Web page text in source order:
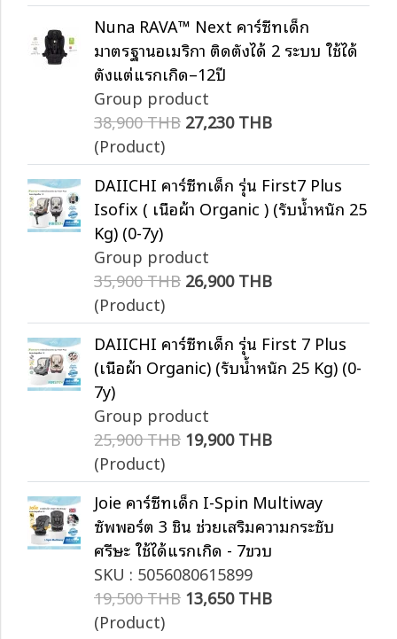
Nuna RAVA™ Next คาร์ซีทเด็ก
มาตรฐานอเมริกา ติดตั้งได้ 2 ระบบ ใช้ได้
ตั้งแต่แรกเกิด–12ปี
Group product
38,900 THB 27,230 THB
(Product)
DAIICHI คาร์ซีทเด็ก รุ่น First7 Plus
Isofix ( เนื้อผ้า Organic ) (รับน้ำหนัก 25
Kg) (0-7y)
Group product
35,900 THB 26,900 THB
(Product)
DAIICHI คาร์ซีทเด็ก รุ่น First 7 Plus
(เนื้อผ้า Organic) (รับน้ำหนัก 25 Kg) (0-
7y)
Group product
25,900 THB 19,900 THB
(Product)
Joie คาร์ซีทเด็ก I-Spin Multiway
ซัพพอร์ต 3 ชิ้น ช่วยเสริมความกระชับ
ศรีษะ ใช้ได้แรกเกิด - 7ขวบ
SKU : 5056080615899
19,500 THB 13,650 THB
(Product)